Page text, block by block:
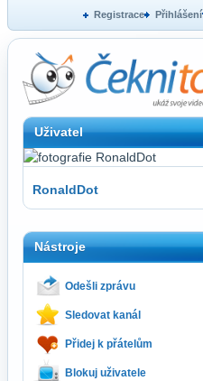
Registrace Přihlášení
Uživatel
RonaldDot
Nástroje
Odešli zprávu
Sledovat kanál
Přidej k přátelům
Blokuj uživatele